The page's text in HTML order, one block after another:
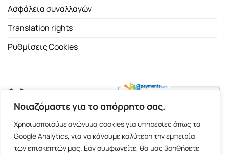
Νοιαζόμαστε για το απόρρητο σας.
Χρησιμοποιούμε ανώνυμα cookies για υπηρεσίες όπως τα
Google Analytics, για να κάνουμε καλύτερη την εμπειρία
των επισκεπτών μας. Εάν συμφωνείτε, θα μας βοηθήσετε
Ασφάλεια συναλλαγών
Translation rights
Ρυθμίσεις Cookies
Copyright 2026 ©Εκδοτικός Οίκος Α.Α. Λιβάνη| All rights
reserved.
Σόλωνος 98, 10680 Αθήνα | Τ:2103661200- F: 2103617791